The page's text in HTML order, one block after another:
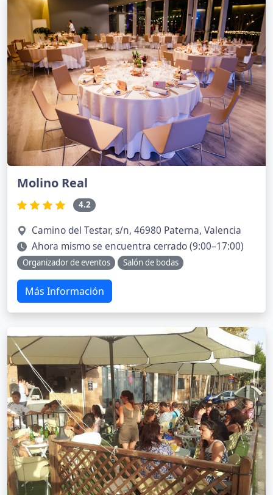
Molino Real
4.2
Camino del Testar, s/n, 46980 Paterna, Valencia
Ahora mismo se encuentra cerrado (9:00–17:00)
Organizador de eventos Salón de bodas
Más Información